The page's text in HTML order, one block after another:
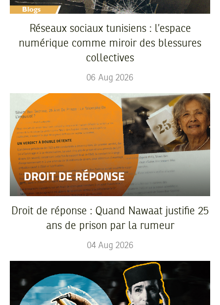
Réseaux sociaux tunisiens : l’espace
numérique comme miroir des blessures
collectives
06 Aug 2026
Droit de réponse : Quand Nawaat justifie 25
ans de prison par la rumeur
04 Aug 2026